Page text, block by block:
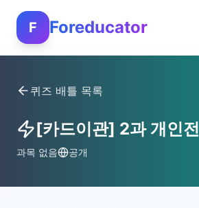
F Foreducator
퀴즈 배틀 목록
[카드이관] 2과 개인전
과목 없음 공개